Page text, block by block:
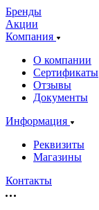
Бренды
Акции
Компания
О компании
Сертификаты
Отзывы
Документы
Информация
Реквизиты
Магазины
Контакты